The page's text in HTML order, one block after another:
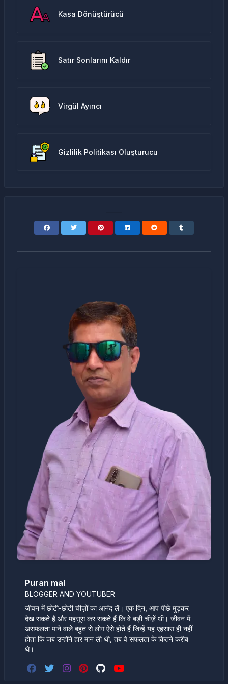
Kasa Dönüştürücü
Satır Sonlarını Kaldır
Virgül Ayırıcı
Gizlilik Politikası Oluşturucu
Puran mal
BLOGGER AND YOUTUBER
जीवन में छोटी-छोटी चीज़ों का आनंद लें। एक दिन, आप पीछे मुड़कर
देख सकते हैं और महसूस कर सकते हैं कि वे बड़ी चीज़ें थीं। जीवन में
असफलता पाने वाले बहुत से लोग ऐसे होते हैं जिन्हें यह एहसास ही नहीं
होता कि जब उन्होंने हार मान ली थी, तब वे सफलता के कितने करीब
थे।